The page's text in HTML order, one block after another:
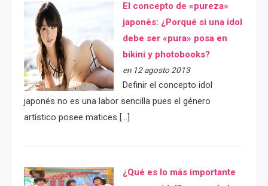
El concepto de «pureza»
japonés: ¿Porqué si una idol
debe ser «pura» posa en
bikini y photobooks?
en 12 agosto 2013
Definir el concepto idol
japonés no es una labor sencilla pues el género
artístico posee matices […]
¿Qué es lo más importante